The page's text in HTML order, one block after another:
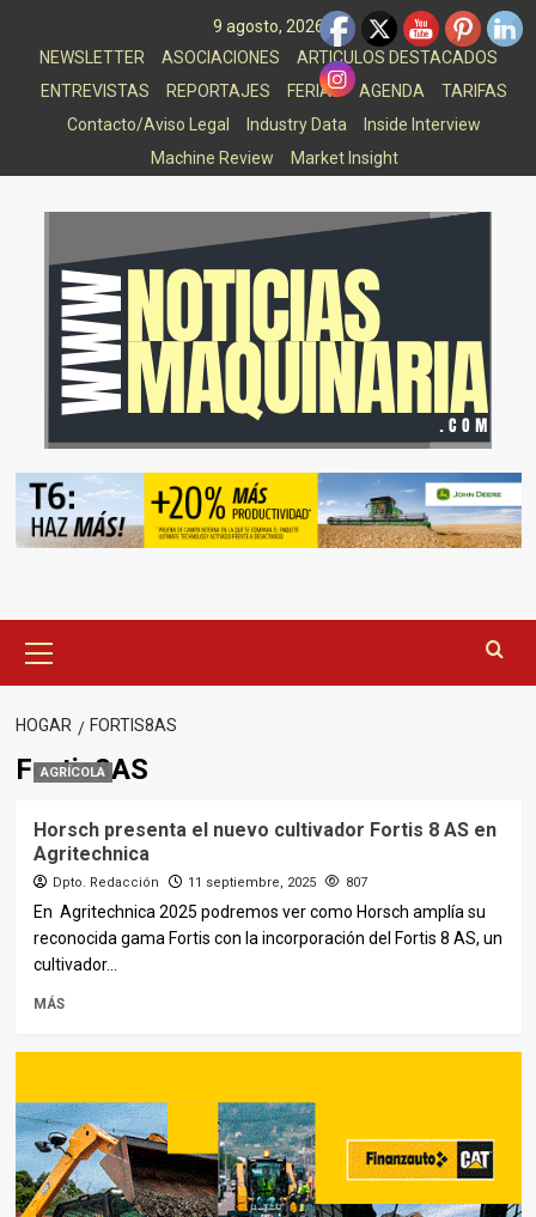
9 agosto, 2026
NEWSLETTER
ASOCIACIONES
ARTICULOS DESTACADOS
ENTREVISTAS
REPORTAJES FERIAS AGENDA
TARIFAS
Contacto/Aviso Legal
Industry Data
Inside Interview
Machine Review
Market Insight
principal
HOGAR FORTIS8AS
Fortis8AS
AGRÍCOLA
Horsch presenta el nuevo cultivador Fortis 8 AS en
Agritechnica
Dpto. Redacción 11 septiembre, 2025 807
En Agritechnica 2025 podremos ver como Horsch amplía su
reconocida gama Fortis con la incorporación del Fortis 8 AS, un
cultivador...
MÁS